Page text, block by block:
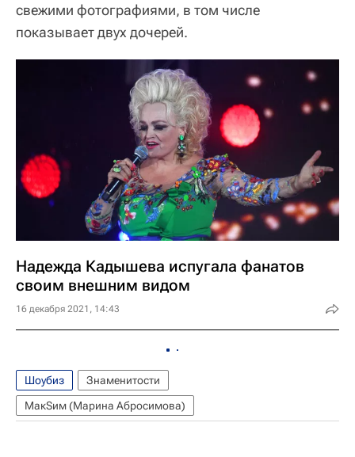
свежими фотографиями, в том числе
показывает двух дочерей.
Надежда Кадышева испугала фанатов
своим внешним видом
16 декабря 2021, 14:43
Шоубиз
Знаменитости
МакSим (Марина Абросимова)